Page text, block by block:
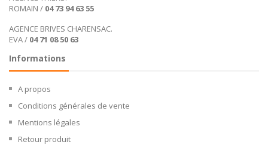
ROMAIN / 04 73 94 63 55
AGENCE BRIVES CHARENSAC.
EVA / 04 71 08 50 63
Informations
A propos
Conditions générales de vente
Mentions légales
Retour produit